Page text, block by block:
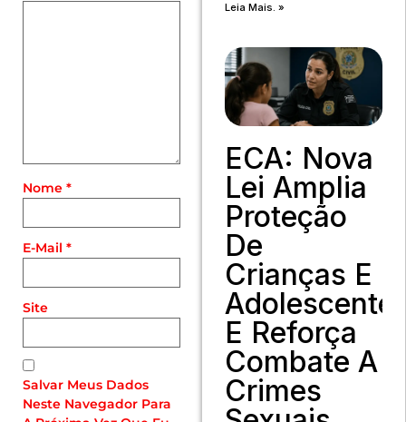
Nome *
E-Mail *
Site
Salvar Meus Dados
Neste Navegador Para
Leia Mais. »
ECA: Nova
Lei Amplia
Proteção
De
Crianças E
E Reforça
Combate A
Crimes